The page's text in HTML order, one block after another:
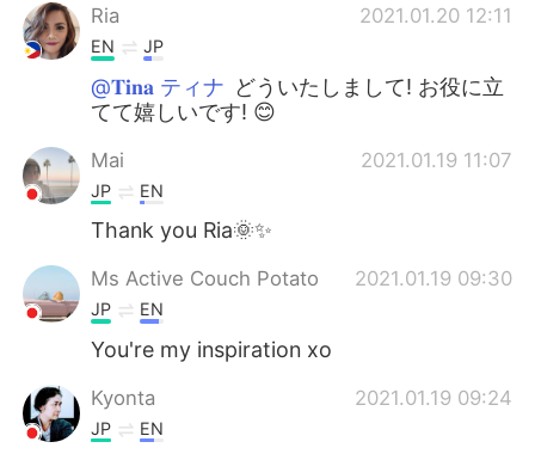
Ria 2021.01.20 12:11
EN JP
@𝐓𝐢𝐧𝐚 ティナ どういたしまして! お役に立
てて嬉しいです! 😊
Mai 2021.01.19 11:07
JP EN
Thank you Ria🌞✨
Ms Active Couch Potato 2021.01.19 09:30
JP EN
You're my inspiration xo
Kyonta 2021.01.19 09:24
JP EN